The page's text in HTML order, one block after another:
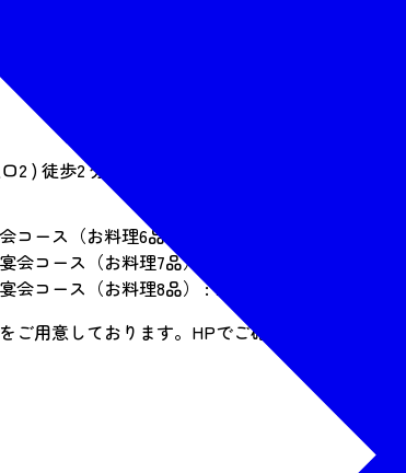
) 徒歩2 分（84m）
ース（お料理6品） : 5000円
コース（お料理7品）: 6000円
コース（お料理8品） : 7000円
用意しております。HPでご確認ください。